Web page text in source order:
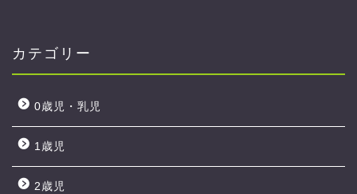
カテゴリー
0歳児・乳児
1歳児
2歳児